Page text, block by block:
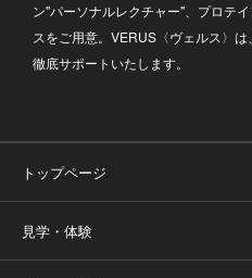
ン"パーソナルレクチャー"、プロテ
スをご用意。VERUS〈ヴェルス〉
徹底サポートいたします。
トップページ
見学・体験